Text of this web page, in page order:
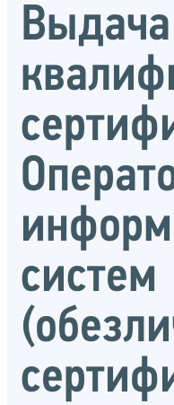
Выдача
систем